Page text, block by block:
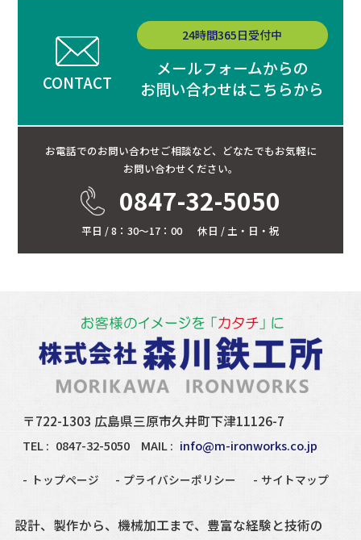
CONTACT
24時間365日受付中
メールフォームからの
お問い合わせはこちらから
お電話でのお問い合わせご相談など、 どなたでもお気軽に
お問い合わせください。
0847-32-5050
平日 / 8：30～17：00 休日 / 土・日・祝
〒722-1303 広島県三原市久井町下津11126-7
TEL : 0847-32-5050 MAIL : info@m-ironworks.co.jp
トップページ プライバシーポリシー サイトマップ
設計、製作から、機械加工まで、豊富な経験と技術の